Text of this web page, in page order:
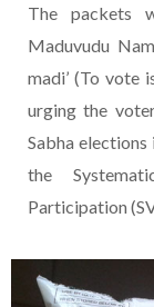
The packets
Maduvudu
madi’ (To vote
urging the
Sabha
the
Participation